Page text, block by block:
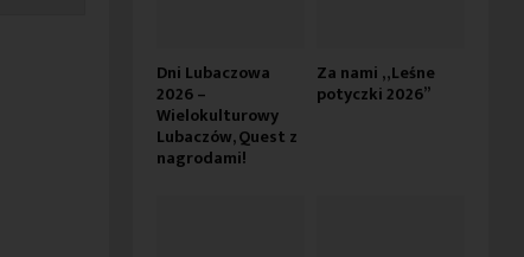
Dni Lubaczowa
2026 –
Wielokulturowy
Lubaczów, Quest z
nagrodami!
Za nami „Leśne
potyczki 2026”